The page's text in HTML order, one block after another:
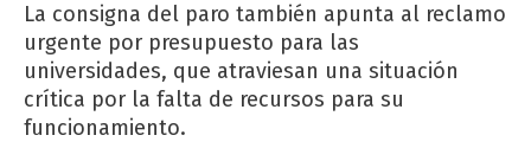
La consigna del paro también apunta al reclamo
urgente por presupuesto para las
universidades, que atraviesan una situación
crítica por la falta de recursos para su
funcionamiento.